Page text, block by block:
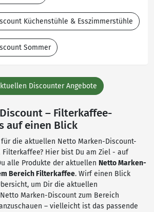
Küchenstühle & Esszimmerstühle
Sommer
Discounter Angebote
– Filterkaffee-
auf einen Blick
die aktuellen Netto Marken-Discount-
Filterkaffee? Hier bist Du am Ziel - auf
alle Produkte der aktuellen Netto Marken-
Bereich Filterkaffee. Wirf einen Blick
um Dir die aktuellen
Marken-Discount zum Bereich
– vielleicht ist das passende